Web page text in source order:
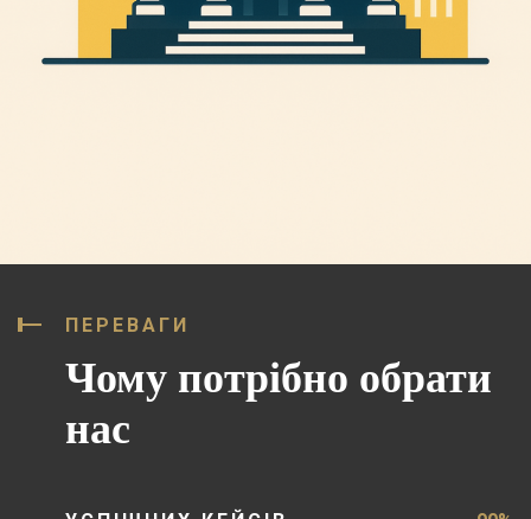
ПЕРЕВАГИ
Чому потрібно обрати
нас